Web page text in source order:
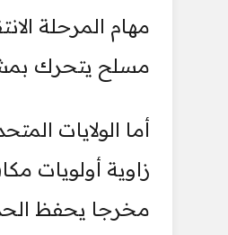
مهام المرحلة
مسلح يتحرك
أما الولايات
زاوية أولويات
مخرجا يحفظ